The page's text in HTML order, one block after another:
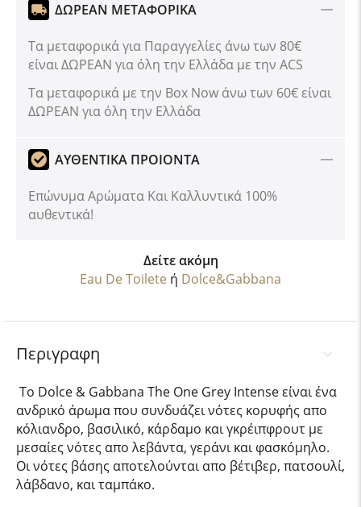
ΔΩΡΕΑΝ ΜΕΤΑΦΟΡΙΚΑ
Τα μεταφορικά για Παραγγελίες άνω των 80€
είναι ΔΩΡΕΑΝ για όλη την Ελλάδα με την ACS
Tα μεταφορικά με την Box Now άνω των 60€ είναι
ΔΩΡΕΑΝ για όλη την Ελλάδα
ΑΥΘΕΝΤΙΚΑ ΠΡΟΙΟΝΤΑ
Επώνυμα Αρώματα Και Καλλυντικά 100%
αυθεντικά!
Δείτε ακόμη
Eau De Toilete ή Dolce&Gabbana
Περιγραφη
To Dolce & Gabbana The One Grey Intense είναι ένα
ανδρικό άρωμα που συνδυάζει νότες κορυφής απο
κόλιανδρο, βασιλικό, κάρδαμο και γκρέιπφρουτ με
μεσαίες νότες απο λεβάντα, γεράνι και φασκόμηλο.
Οι νότες βάσης αποτελούνται απο βέτιβερ, πατσουλί,
λάβδανο, και ταμπάκο.